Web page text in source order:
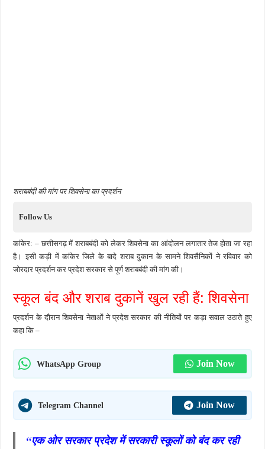
शराबबंदी की मांग पर शिवसेना का प्रदर्शन
Follow Us
कांकेर: – छत्तीसगढ़ में शराबबंदी को लेकर शिवसेना का आंदोलन लगातार तेज होता जा रहा
है। इसी कड़ी में कांकेर जिले के बादे शराब दुकान के सामने शिवसैनिकों ने रविवार को
जोरदार प्रदर्शन कर प्रदेश सरकार से पूर्ण शराबबंदी की मांग की।
स्कूल बंद और शराब दुकानें खुल रही हैं: शिवसेना
प्रदर्शन के दौरान शिवसेना नेताओं ने प्रदेश सरकार की नीतियों पर कड़ा सवाल उठाते हुए
कहा कि –
WhatsApp Group Join Now
Telegram Channel Join Now
“एक ओर सरकार प्रदेश में सरकारी स्कूलों को बंद कर रही